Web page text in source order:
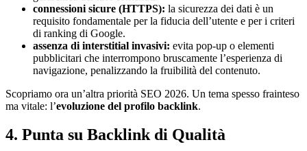
connessioni sicure (HTTPS): la sicurezza dei dati è un
requisito fondamentale per la fiducia dell’utente e per i criteri
di ranking di Google.
assenza di interstitial invasivi: evita pop-up o elementi
pubblicitari che interrompono bruscamente l’esperienza di
navigazione, penalizzando la fruibilità del contenuto.
Scopriamo ora un’altra priorità SEO 2026. Un tema spesso frainteso
ma vitale: l’evoluzione del profilo backlink.
4. Punta su Backlink di Qualità